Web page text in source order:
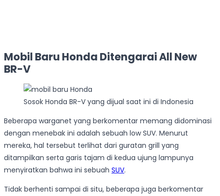
Mobil Baru Honda Ditengarai All New
BR-V
Sosok Honda BR-V yang dijual saat ini di Indonesia
Beberapa warganet yang berkomentar memang didominasi
dengan menebak ini adalah sebuah low SUV. Menurut
mereka, hal tersebut terlihat dari guratan grill yang
ditampilkan serta garis tajam di kedua ujung lampunya
menyiratkan bahwa ini sebuah SUV.
Tidak berhenti sampai di situ, beberapa juga berkomentar